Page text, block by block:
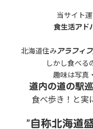
当サイト
食生活アド
北海道住み アラフィ
しかし食べる
趣味は写真
道内の道の駅
食べ歩き！と実
”自称北海道